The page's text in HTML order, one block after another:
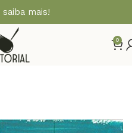
saiba mais!
0